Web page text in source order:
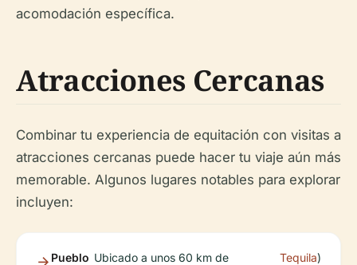
acomodación específica.
Atracciones Cercanas
Combinar tu experiencia de equitación con visitas a
atracciones cercanas puede hacer tu viaje aún más
memorable. Algunos lugares notables para explorar
incluyen:
Pueblo Ubicado a unos 60 km de
Tequila)